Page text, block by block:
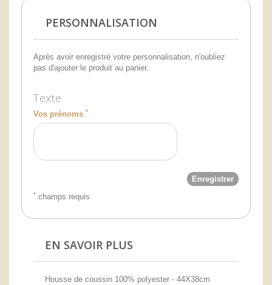
PERSONNALISATION
Après avoir enregistré votre personnalisation, n'oubliez
pas d'ajouter le produit au panier.
Texte
Vos prénoms *
Enregistrer
* champs requis
EN SAVOIR PLUS
Housse de coussin 100% polyester - 44X38cm